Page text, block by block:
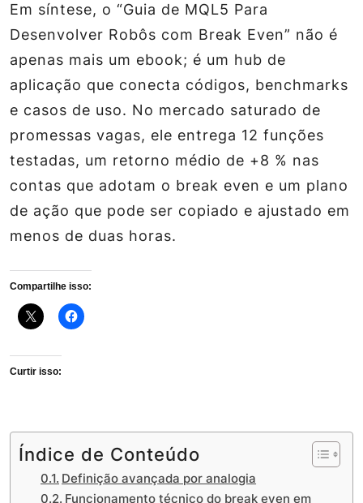
Em síntese, o “Guia de MQL5 Para
Desenvolver Robôs com Break Even” não é
apenas mais um ebook; é um hub de
aplicação que conecta códigos, benchmarks
e casos de uso. No mercado saturado de
promessas vagas, ele entrega 12 funções
testadas, um retorno médio de +8 % nas
contas que adotam o break even e um plano
de ação que pode ser copiado e ajustado em
menos de duas horas.
Compartilhe isso:
Curtir isso:
Índice de Conteúdo
Definição avançada por analogia
Funcionamento técnico do break even em